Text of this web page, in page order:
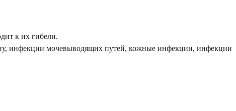
к их гибели.
инфекции мочевыводящих путей, кожные инфекции, инфекции